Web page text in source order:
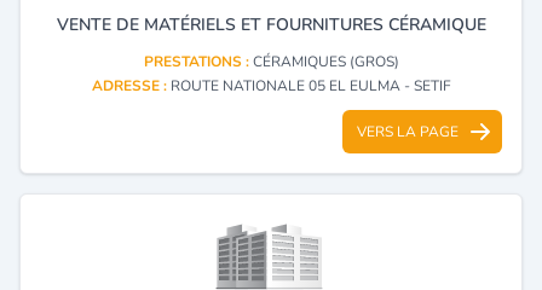
VENTE DE MATÉRIELS ET FOURNITURES CÉRAMIQUE
PRESTATIONS :CÉRAMIQUES (GROS)
ADRESSE : ROUTE NATIONALE 05 EL EULMA - SETIF
VERS LA PAGE